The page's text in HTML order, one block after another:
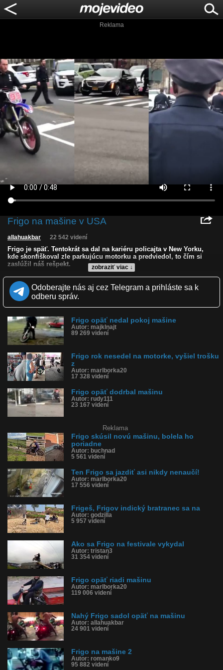
Reklama
Frigo na mašine v USA
zobraziť viac ↓
allahuakbar 22 542 videní
Frigo je späť. Tentokrát sa dal na kariéru policajta v New Yorku,
kde skonfiškoval zle parkujúcu motorku a predviedol, to čím si
zaslúžil náš rešpekt.
Kvalita:
Zverejnené: 14.4.2019 14:25
Páči sa: 84% (32 hlasov)
Dľžka: 0:48
Kategória: auto-moto
Tagy: frigo na mašine, spadol z motorky, new york, policajt
História sledovanosti videa:
Odoberajte nás aj cez Telegram a prihláste sa k
odberu správ.
Frigo opäť nedal pokoj mašine
Autor: majklnajt
89 269 videní
Frigo rok nesedel na motorke, vyšiel trošku
z
Autor: marlborka20
17 328 videní
Frigo opäť dodrbal mašinu
Autor: rudy111
23 167 videní
Reklama
Frigo skúsil novú mašinu, bolela ho
poriadne
Autor: buchnad
5 561 videní
Ten Frigo sa jazdiť asi nikdy nenaučí!
Autor: marlborka20
17 556 videní
Frigeš, Frigov indický bratranec sa na
Autor: godzilla
5 957 videní
Ako sa Frigo na festivale vykydal
Autor: tristan3
31 354 videní
Frigo opäť riadi mašinu
Autor: marlborka20
119 006 videní
Nahý Frigo sadol opäť na mašinu
Autor: allahuakbar
24 901 videní
Frigo na mašine 2
Autor: romanko9
95 882 videní